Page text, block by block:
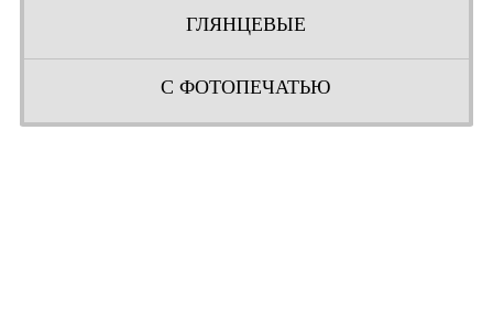
ГЛЯНЦЕВЫЕ
С ФОТОПЕЧАТЬЮ